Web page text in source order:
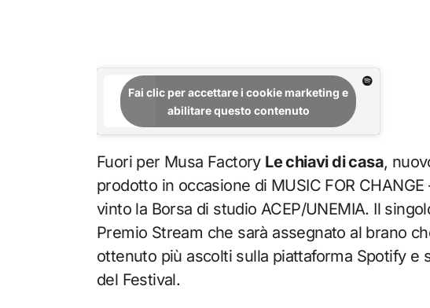
Fai clic per accettare i cookie marketing e
abilitare questo contenuto
Fuori per Musa Factory Le chiavi di casa,
prodotto in occasione di MUSIC FOR
vinto la Borsa di studio ACEP/UNEMIA. Il
Premio Stream che sarà assegnato al brano
ottenuto più ascolti sulla piattaforma Spotify e
del Festival.